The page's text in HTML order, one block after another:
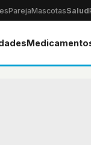
ParejaMascotasSalud